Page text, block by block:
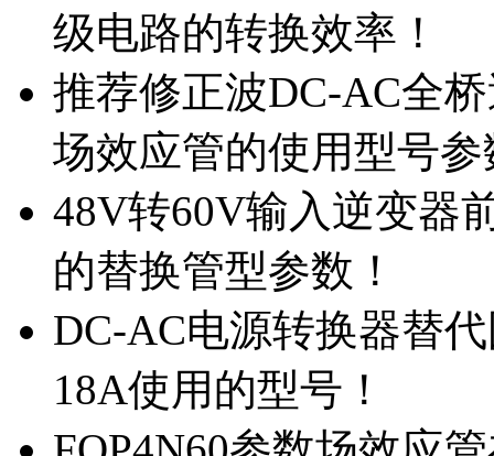
级电路的转换效率！
推荐修正波DC-AC全
场效应管的使用型号参
48V转60V输入逆变器
的替换管型参数！
DC-AC电源转换器替
18A使用的型号！